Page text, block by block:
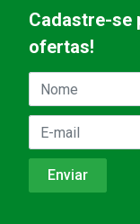
Cadastre-se
ofertas!